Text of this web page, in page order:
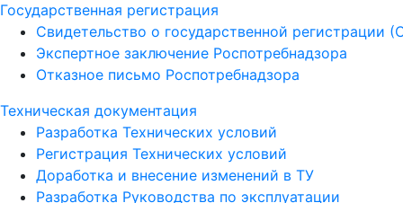
Государственная регистрация
Свидетельство о государственной регистрации
Экспертное заключение Роспотребнадзора
Отказное письмо Роспотребнадзора
Техническая документация
Разработка Технических условий
Регистрация Технических условий
Доработка и внесение изменений в ТУ
Разработка Руководства по эксплуатации